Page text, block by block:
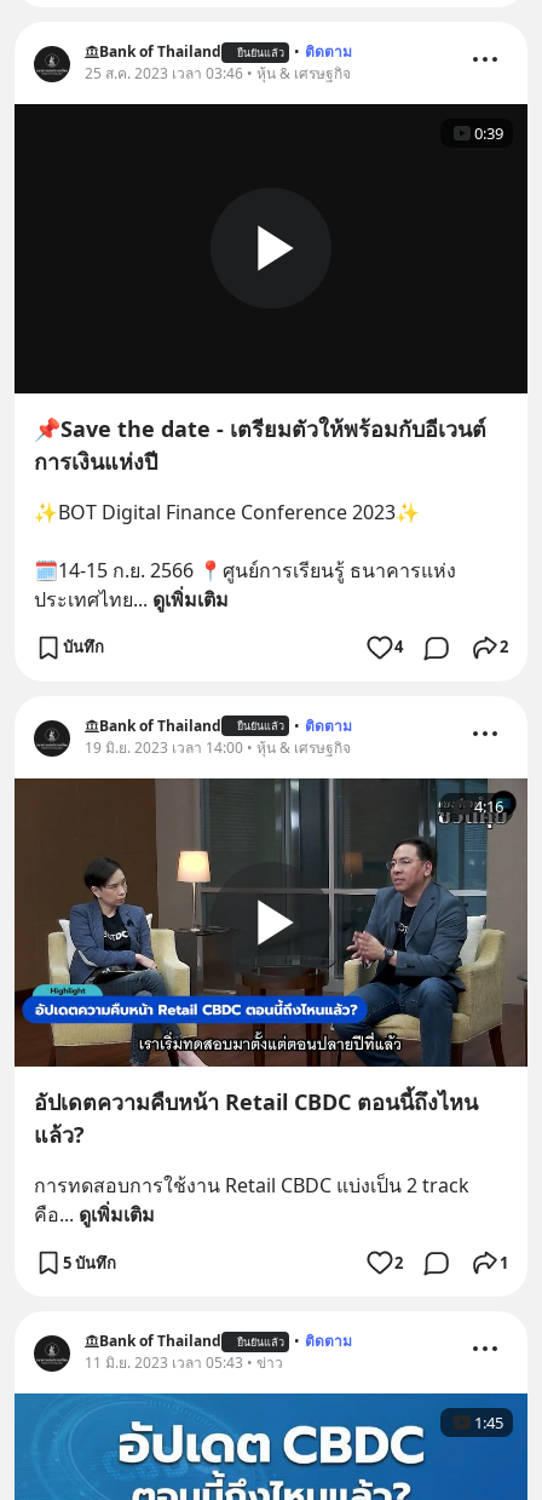
Bank of Thailand ยืนยันแล้ว • ติดตาม
25 ส.ค. 2023 เวลา 03:46 • หุ้น & เศรษฐกิจ
0:39
📌Save the date - เตรียมตัวให้พร้อมกับอีเวนต์
การเงินแห่งปี
✨BOT Digital Finance Conference 2023✨
🗓14-15 ก.ย. 2566 📍ศูนย์การเรียนรู้ ธนาคารแห่ง
ประเทศไทย... ดูเพิ่มเติม
บันทึก 4 2
Bank of Thailand ยืนยันแล้ว • ติดตาม
19 มิ.ย. 2023 เวลา 14:00 • หุ้น & เศรษฐกิจ
4:16
อัปเดตความคืบหน้า Retail CBDC ตอนนี้ถึงไหน
แล้ว?
การทดสอบการใช้งาน Retail CBDC แบ่งเป็น 2 track
คือ... ดูเพิ่มเติม
5 บันทึก 2 1
Bank of Thailand ยืนยันแล้ว • ติดตาม
11 มิ.ย. 2023 เวลา 05:43 • ข่าว
1:45